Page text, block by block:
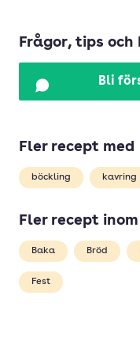
Frågor, tips
Bli
Fler recept med
böckling kavring
Fler recept inom
Baka Bröd
Fest